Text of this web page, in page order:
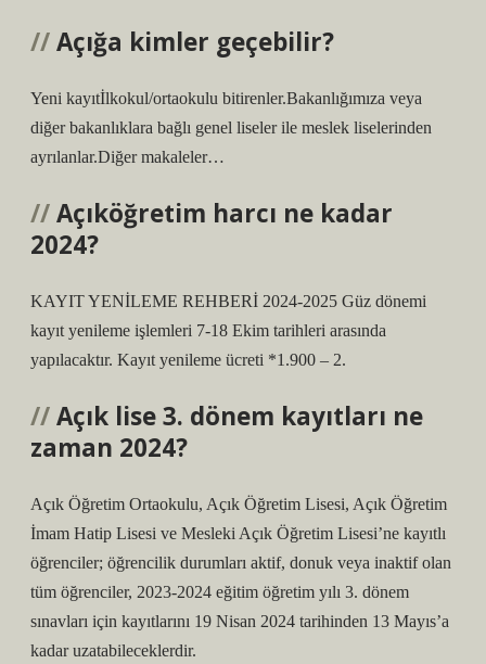
Açığa kimler geçebilir?
Yeni kayıtİlkokul/ortaokulu bitirenler.Bakanlığımıza veya
diğer bakanlıklara bağlı genel liseler ile meslek liselerinden
ayrılanlar.Diğer makaleler…
Açıköğretim harcı ne kadar
2024?
KAYIT YENİLEME REHBERİ 2024-2025 Güz dönemi
kayıt yenileme işlemleri 7-18 Ekim tarihleri ​​arasında
yapılacaktır. Kayıt yenileme ücreti *1.900 – 2.
Açık lise 3. dönem kayıtları ne
zaman 2024?
Açık Öğretim Ortaokulu, Açık Öğretim Lisesi, Açık Öğretim
İmam Hatip Lisesi ve Mesleki Açık Öğretim Lisesi’ne kayıtlı
öğrenciler; öğrencilik durumları aktif, donuk veya inaktif olan
tüm öğrenciler, 2023-2024 eğitim öğretim yılı 3. dönem
sınavları için kayıtlarını 19 Nisan 2024 tarihinden 13 Mayıs’a
kadar uzatabileceklerdir.